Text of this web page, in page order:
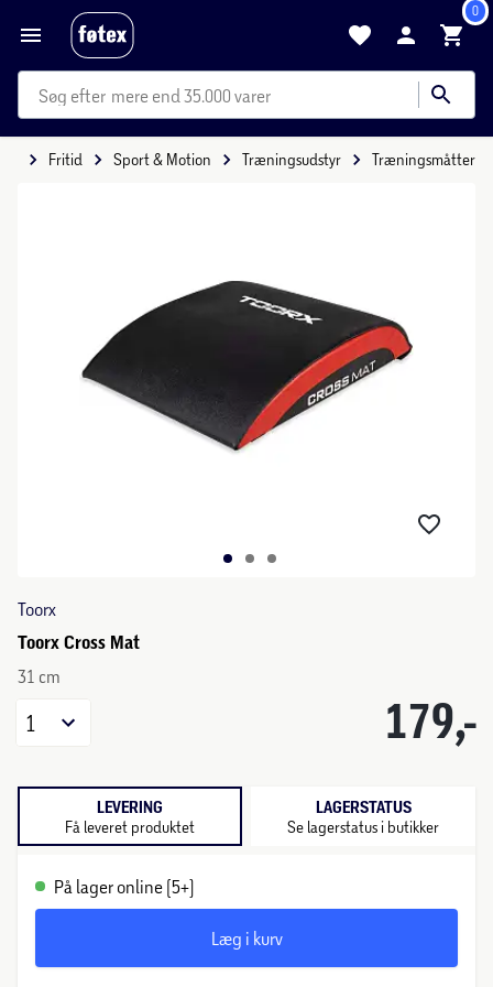
0
mere end 35.000 varer
Fritid Sport & Motion Træningsudstyr Træningsmåtter
Toorx
Toorx Cross Mat
31 cm
179,-
1
LEVERING
Få leveret produktet
LAGERSTATUS
Se lagerstatus i butikker
På lager online (5+)
Læg i kurv